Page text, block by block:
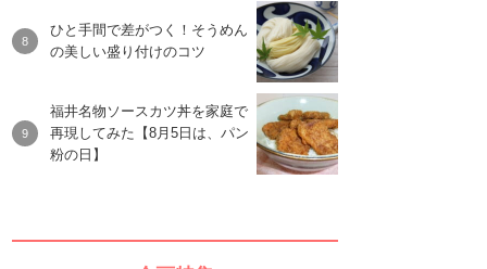
ひと手間で差がつく！そうめん
の美しい盛り付けのコツ
福井名物ソースカツ丼を家庭で
再現してみた【8月5日は、パン
粉の日】